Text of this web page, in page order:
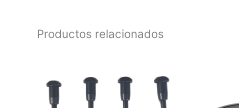
Productos relacionados